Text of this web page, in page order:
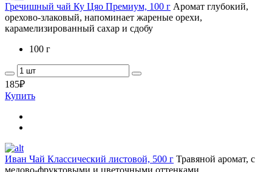
Гречишный чай Ку Цяо Премиум, 100 г Аромат глубокий,
орехово-злаковый, напоминает жареные орехи,
карамелизированный сахар и сдобу
100 г
185₽
Купить
Иван Чай Классический листовой, 500 г Травяной аромат, с
медово-фруктовыми и цветочными оттенками